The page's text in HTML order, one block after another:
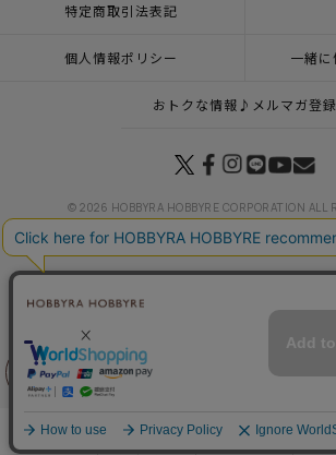
商品を探す 手芸を学ぶ ガイド 店
前に戻る
特定商取引法表記
個人情報ポリシー 一緒
おトクな情報♪メルマガ登録
© 2026 HOBBYRA HOBBYRE CORPORATION
トップページ 登録
ステッチクロス＜ムーミン谷へよ
トップページ
ステ
トップページ
キット
ステッチク
トップページ
フランス刺繍
ステッチクロス＜ムーミ
トップページ
トップページ
インテリア・飾り ステッチクロス＜ムー
トップページ
商品 マンスリープレス5月号掲載商品